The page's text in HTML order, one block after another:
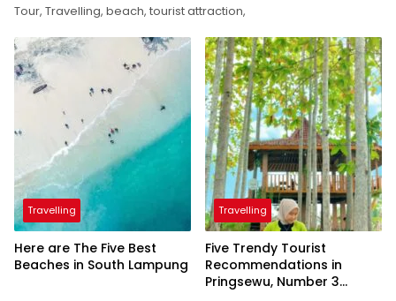
Tour, Travelling, beach, tourist attraction,
Travelling
Here are The Five Best
Beaches in South Lampung
Travelling
Five Trendy Tourist
Recommendations in
Pringsewu, Number 3